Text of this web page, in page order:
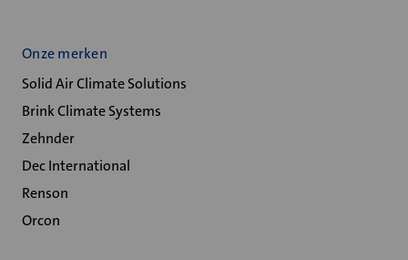
Onze merken
Solid Air Climate Solutions
Brink Climate Systems
Zehnder
Dec International
Renson
Orcon